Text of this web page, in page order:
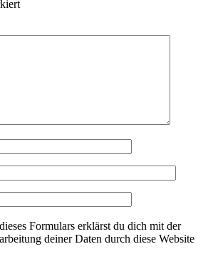
Formulars erklärst du dich mit der
deiner Daten durch diese Website